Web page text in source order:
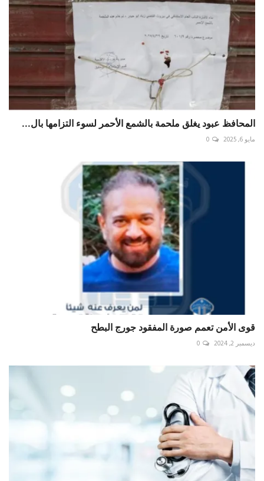
المحافظ عبود يغلق ملحمة بالشمع الأحمر لسوء التزامها بال...
مايو 6, 2025 0
قوى الأمن تعمم صورة المفقود جورج البطح
ديسمبر 2, 2024 0